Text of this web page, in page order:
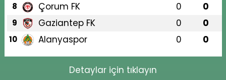
8 Çorum FK 0 0
9 Gaziantep FK 0 0
10 Alanyaspor 0 0
Detaylar için tıklayın